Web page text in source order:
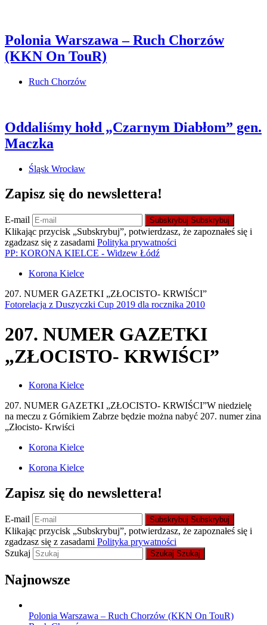
Polonia Warszawa – Ruch Chorzów
(KKN On TouR)
Ruch Chorzów
Oddaliśmy hołd „Czarnym Diabłom” gen.
Maczka
Śląsk Wrocław
Zapisz się do newslettera!
E-mail Subskrybuj Subskrybuj
Klikając przycisk „Subskrybuj”, potwierdzasz, że zapoznałeś się i
zgadzasz się z zasadami Polityka prywatności
PP: KORONA KIELCE - Widzew Łódź
Korona Kielce
207. NUMER GAZETKI „ZŁOCISTO- KRWIŚCI”
Fotorelacja z Duszyczki Cup 2019 dla rocznika 2010
207. NUMER GAZETKI
„ZŁOCISTO- KRWIŚCI”
Korona Kielce
207. NUMER GAZETKI „ZŁOCISTO- KRWIŚCI”W niedzielę
na meczu z Górnikiem Zabrze będzie można nabyć 207. numer zina
„Złocisto- Krwiści
Korona Kielce
Korona Kielce
Zapisz się do newslettera!
E-mail Subskrybuj Subskrybuj
Klikając przycisk „Subskrybuj”, potwierdzasz, że zapoznałeś się i
zgadzasz się z zasadami Polityka prywatności
Szukaj
Szukaj Szukaj
Najnowsze
Polonia Warszawa – Ruch Chorzów (KKN On TouR)